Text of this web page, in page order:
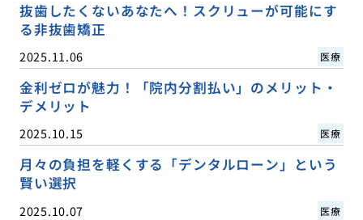
抜歯したくないあなたへ！スクリューが可能にす
る非抜歯矯正
2025.11.06 医療
金利ゼロが魅力！「院内分割払い」のメリット・
デメリット
2025.10.15 医療
月々の負担を軽くする「デンタルローン」という
賢い選択
2025.10.07 医療